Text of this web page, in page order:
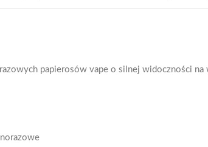
papierosów vape o silnej widoczności